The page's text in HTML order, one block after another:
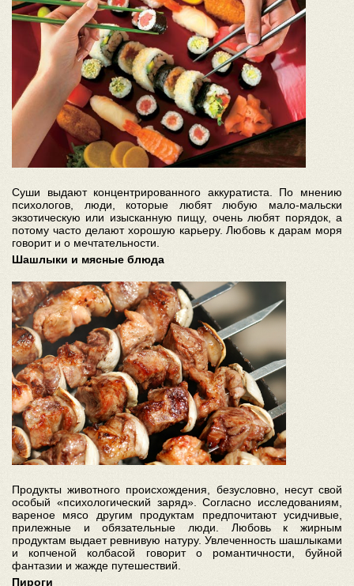
Суши выдают концентрированного аккуратиста. По мнению
психологов, люди, которые любят любую мало-мальски
экзотическую или изысканную пищу, очень любят порядок, а
потому часто делают хорошую карьеру. Любовь к дарам моря
говорит и о мечтательности.
Шашлыки и мясные блюда
Продукты животного происхождения, безусловно, несут свой
особый «психологический заряд». Согласно исследованиям,
вареное мясо другим продуктам предпочитают усидчивые,
прилежные и обязательные люди. Любовь к жирным
продуктам выдает ревнивую натуру. Увлеченность шашлыками
и копченой колбасой говорит о романтичности, буйной
фантазии и жажде путешествий.
Пироги